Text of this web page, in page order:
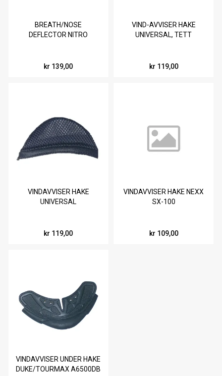
BREATH/NOSE
DEFLECTOR NITRO
kr 139,00
VIND-AVVISER HAKE
UNIVERSAL, TETT
kr 119,00
VINDAVVISER HAKE
UNIVERSAL
kr 119,00
VINDAVVISER HAKE NEXX
SX-100
kr 109,00
VINDAVVISER UNDER HAKE
DUKE/TOURMAX A6500DB